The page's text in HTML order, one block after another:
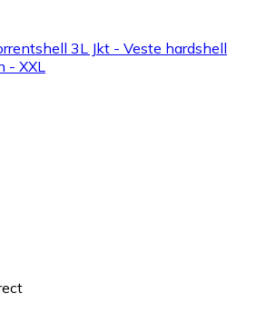
3L Jkt - Veste hardshell
- XXL